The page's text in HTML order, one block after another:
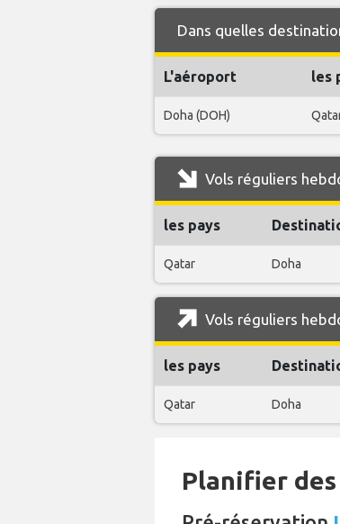
Dans quelles
L'aéroport les
Doha (DOH)
Vols réguliers
les pays
Qatar Doha
Vols réguliers
les pays
Qatar Doha
Planifier